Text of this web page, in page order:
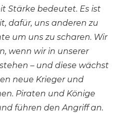
Stärke bedeutet. Es ist
dafür, uns anderen zu
um uns zu scharen. Wir
wenn wir in unserer
– und diese wächst
neue Krieger und
Piraten und Könige
führen den Angriff an.